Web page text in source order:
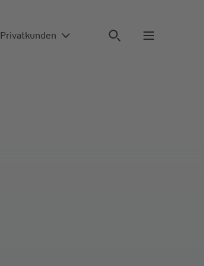
Privatkunden